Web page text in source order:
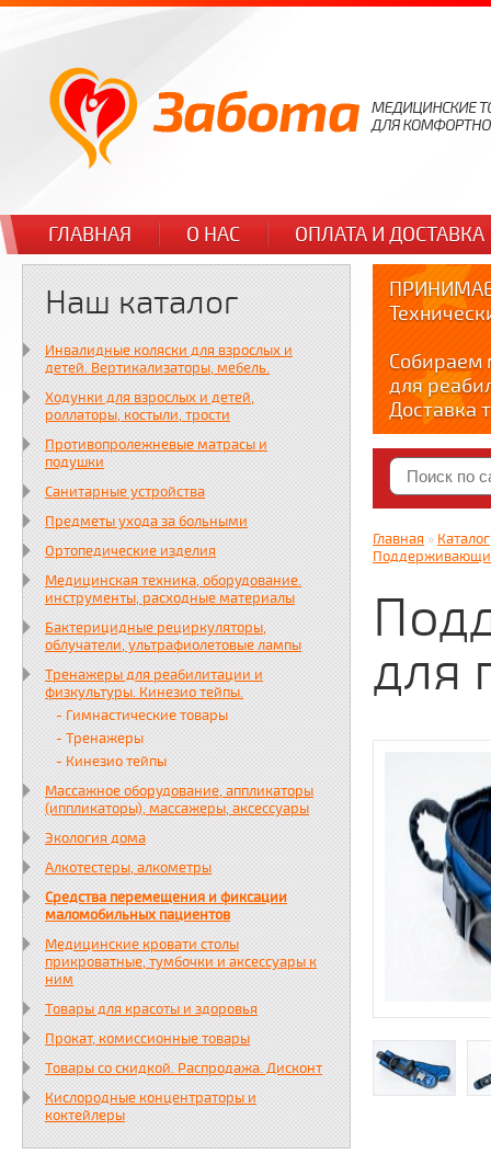
ГЛАВНАЯ О НАС ОПЛАТА И ДОСТАВКА
Наш каталог
Инвалидные коляски для взрослых и
детей. Вертикализаторы, мебель.
Ходунки для взрослых и детей,
роллаторы, костыли, трости
Противопролежневые матрасы и
подушки
Санитарные устройства
Предметы ухода за больными
Ортопедические изделия
Медицинская техника, оборудование.
инструменты, расходные материалы
Бактерицидные рециркуляторы,
облучатели, ультрафиолетовые лампы
Тренажеры для реабилитации и
физкультуры. Кинезио тейпы.
- Гимнастические товары
- Тренажеры
- Кинезио тейпы
Массажное оборудование, аппликаторы
(иппликаторы), массажеры, аксессуары
Экология дома
Алкотестеры, алкометры
Средства перемещения и фиксации
маломобильных пациентов
Медицинские кровати столы
прикроватные, тумбочки и аксессуары к
ним
Товары для красоты и здоровья
Прокат, комиссионные товары
Товары со скидкой. Распродажа. Дисконт
Кислородные концентраторы и
коктейлеры
Собираем
для
Доставка
по тел.
Краткие
Яндекс.
zabota16.ru
Всегда на
Главная » Каталог
для